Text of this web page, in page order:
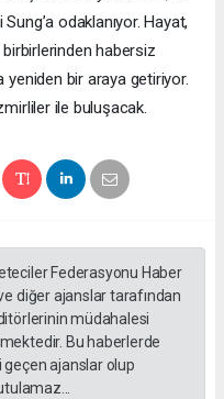
odaklanıyor. Hayat,
birbirlerinden habersiz
yeniden bir araya getiriyor.
ile buluşacak.
Federasyonu Haber
diğer ajanslar tarafından
müdahalesi
Bu haberlerde
ajanslar olup